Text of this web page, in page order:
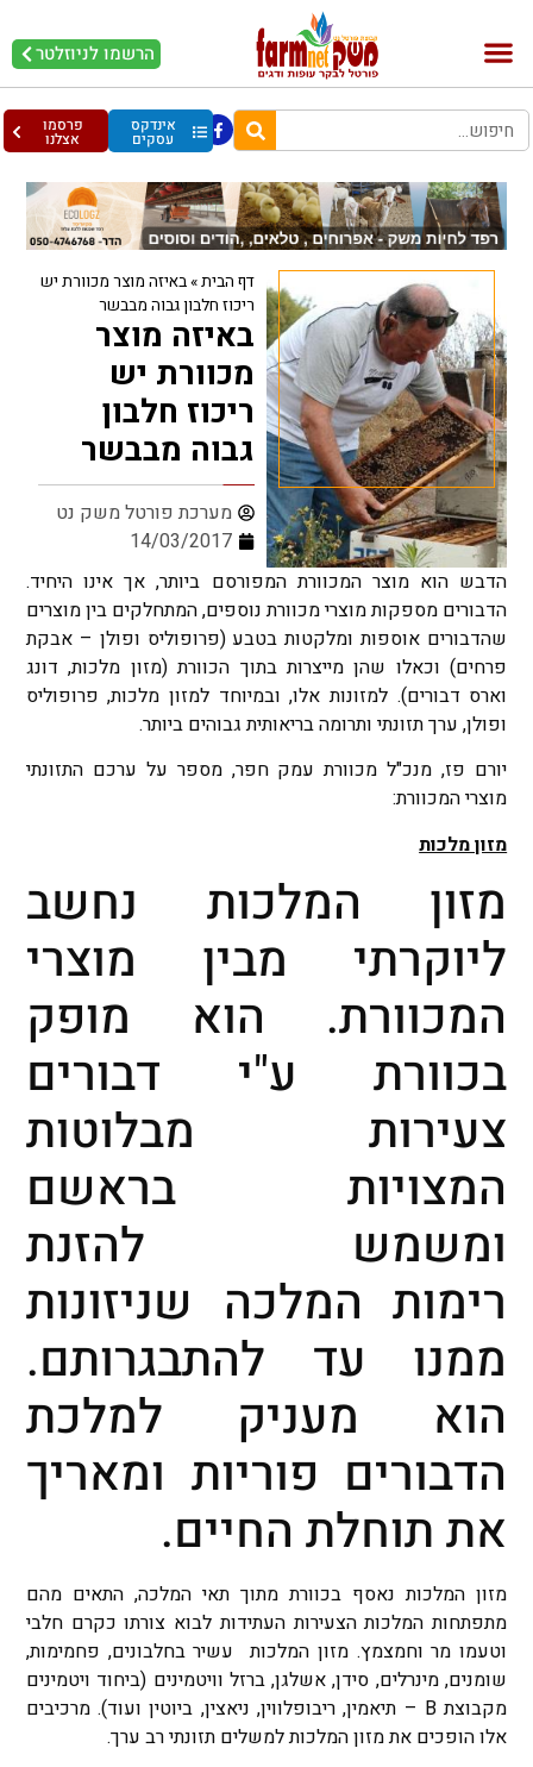
הרשמו לניוזלטר
אינדקס
עסקים
פרסמו
אצלנו
דף הבית»באיזה מוצר מכוורת יש
ריכוז חלבון גבוה מבבשר
באיזה מוצר
מכוורת יש
ריכוז חלבון
גבוה מבבשר
מערכת פורטל משק נט
14/03/2017
הדבש הוא מוצר המכוורת המפורסם ביותר, אך אינו היחיד.
הדבורים מספקות מוצרי מכוורת נוספים, המתחלקים בין מוצרים
שהדבורים אוספות ומלקטות בטבע (פרופוליס ופולן – אבקת
פרחים) וכאלו שהן מייצרות בתוך הכוורת (מזון מלכות, דונג
וארס דבורים). למזונות אלו, ובמיוחד למזון מלכות, פרופוליס
ופולן, ערך תזונתי ותרומה בריאותית גבוהים ביותר.
יורם פז, מנכ"ל מכוורת עמק חפר, מספר על ערכם התזונתי
מוצרי המכוורת:
מזון מלכות
מזון המלכות נחשב
ליוקרתי מבין מוצרי
המכוורת. הוא מופק
בכוורת ע"י דבורים
צעירות מבלוטות
המצויות בראשם
ומשמש להזנת
רימות המלכה שניזונות
ממנו עד להתבגרותם.
הוא מעניק למלכת
הדבורים פוריות ומאריך
את תוחלת החיים.
מזון המלכות נאסף בכוורת מתוך תאי המלכה, התאים מהם
מתפתחות המלכות הצעירות העתידות לבוא צורתו כקרם חלבי
וטעמו מר וחמצמץ. מזון המלכות עשיר בחלבונים, פחמימות,
שומנים, מינרלים, סידן, אשלגן, ברזל וויטמינים (ביחוד ויטמינים
מקבוצת B – תיאמין, ריבופלווין, ניאצין, ביוטין ועוד). מרכיבים
אלו הופכים את מזון המלכות למשלים תזונתי רב ערך.